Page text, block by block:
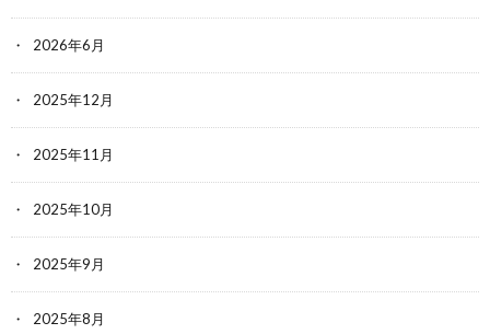
2026年6月
2025年12月
2025年11月
2025年10月
2025年9月
2025年8月